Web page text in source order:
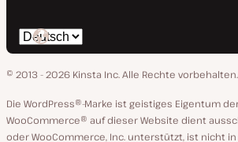
Spräche
ändern
© 2013 - 2026 Kinsta Inc. Alle Rechte vorbehalten.
Die WordPress®-Marke ist geistiges Eigentum
WooCommerce® auf dieser Website dient
oder WooCommerce, Inc. unterstützt, ist nicht